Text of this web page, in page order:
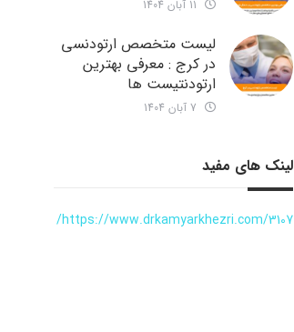
لیست متخصص ارتودنسی
در کرج : معرفی بهترین
ارتودنتیست ها
لینک های مفید
https://www.drkamyarkhezri.com/3107/